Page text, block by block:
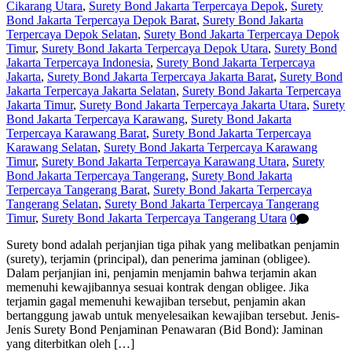
Cikarang Utara, Surety Bond Jakarta Terpercaya Depok, Surety
Bond Jakarta Terpercaya Depok Barat, Surety Bond Jakarta
Terpercaya Depok Selatan, Surety Bond Jakarta Terpercaya Depok
Timur, Surety Bond Jakarta Terpercaya Depok Utara, Surety Bond
Jakarta Terpercaya Indonesia, Surety Bond Jakarta Terpercaya
Jakarta, Surety Bond Jakarta Terpercaya Jakarta Barat, Surety Bond
Jakarta Terpercaya Jakarta Selatan, Surety Bond Jakarta Terpercaya
Jakarta Timur, Surety Bond Jakarta Terpercaya Jakarta Utara, Surety
Bond Jakarta Terpercaya Karawang, Surety Bond Jakarta
Terpercaya Karawang Barat, Surety Bond Jakarta Terpercaya
Karawang Selatan, Surety Bond Jakarta Terpercaya Karawang
Timur, Surety Bond Jakarta Terpercaya Karawang Utara, Surety
Bond Jakarta Terpercaya Tangerang, Surety Bond Jakarta
Terpercaya Tangerang Barat, Surety Bond Jakarta Terpercaya
Tangerang Selatan, Surety Bond Jakarta Terpercaya Tangerang
Timur, Surety Bond Jakarta Terpercaya Tangerang Utara 0
Surety bond adalah perjanjian tiga pihak yang melibatkan penjamin
(surety), terjamin (principal), dan penerima jaminan (obligee).
Dalam perjanjian ini, penjamin menjamin bahwa terjamin akan
memenuhi kewajibannya sesuai kontrak dengan obligee. Jika
terjamin gagal memenuhi kewajiban tersebut, penjamin akan
bertanggung jawab untuk menyelesaikan kewajiban tersebut. Jenis-
Jenis Surety Bond Penjaminan Penawaran (Bid Bond): Jaminan
yang diterbitkan oleh […]